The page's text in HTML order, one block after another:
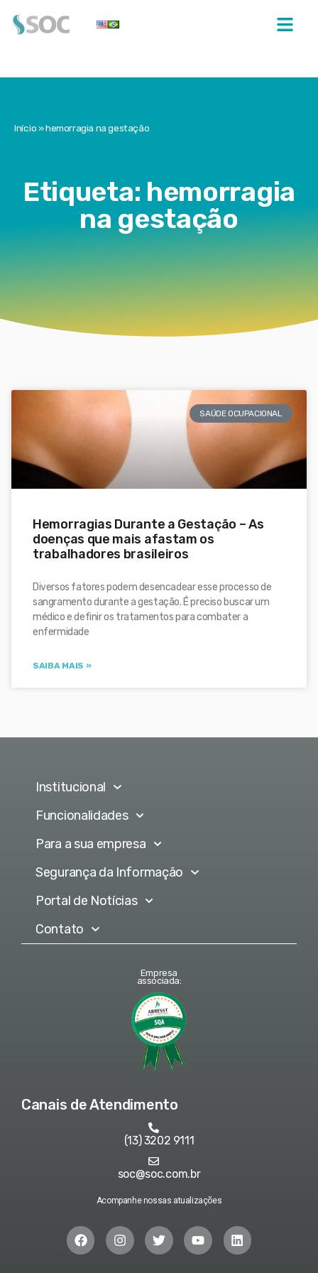
Início»hemorragia na gestação
Etiqueta: hemorragia
na gestação
SAÚDE OCUPACIONAL
Hemorragias Durante a Gestação – As
doenças que mais afastam os
trabalhadores brasileiros
Diversos fatores podem desencadear esse processo de
sangramento durante a gestação. É preciso buscar um
médico e definir os tratamentos para combater a
enfermidade
SAIBA MAIS »
Institucional
Funcionalidades
Para a sua empresa
Segurança da Informação
Portal de Notícias
Contato
Empresa
associada:
Canais de Atendimento
(13) 3202 9111
soc@soc.com.br
Acompanhe nossas atualizações